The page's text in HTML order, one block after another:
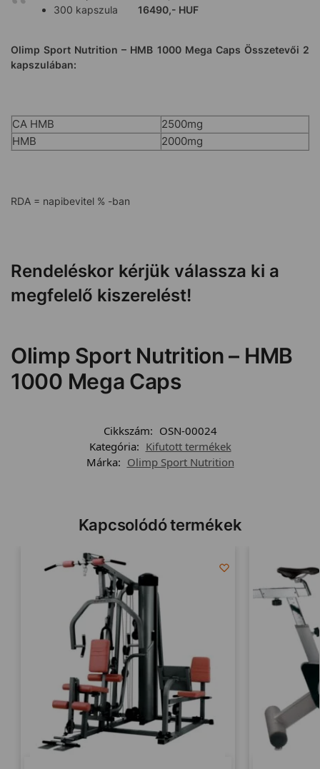
300 kapszula 16490,- HUF
Olimp Sport Nutrition – HMB 1000 Mega Caps Összetevői 2
kapszulában:
CA HMB
2500mg
HMB
2000mg
RDA = napibevitel % -ban
Rendeléskor kérjük válassza ki a
megfelelő kiszerelést!
Olimp Sport Nutrition – HMB
1000 Mega Caps
Cikkszám: OSN-00024
Kategória: Kifutott termékek
Márka: Olimp Sport Nutrition
Kapcsolódó termékek